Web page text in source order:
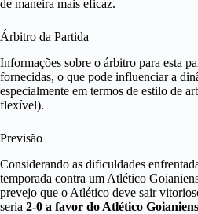
de maneira mais eficaz.
Árbitro da Partida
Informações sobre o árbitro para esta
fornecidas, o que pode influenciar a
especialmente em termos de estilo de
flexível).
Previsão
Considerando as dificuldades
temporada contra um Atlético
prevejo que o Atlético deve sair
seria 2-0 a favor do Atlético